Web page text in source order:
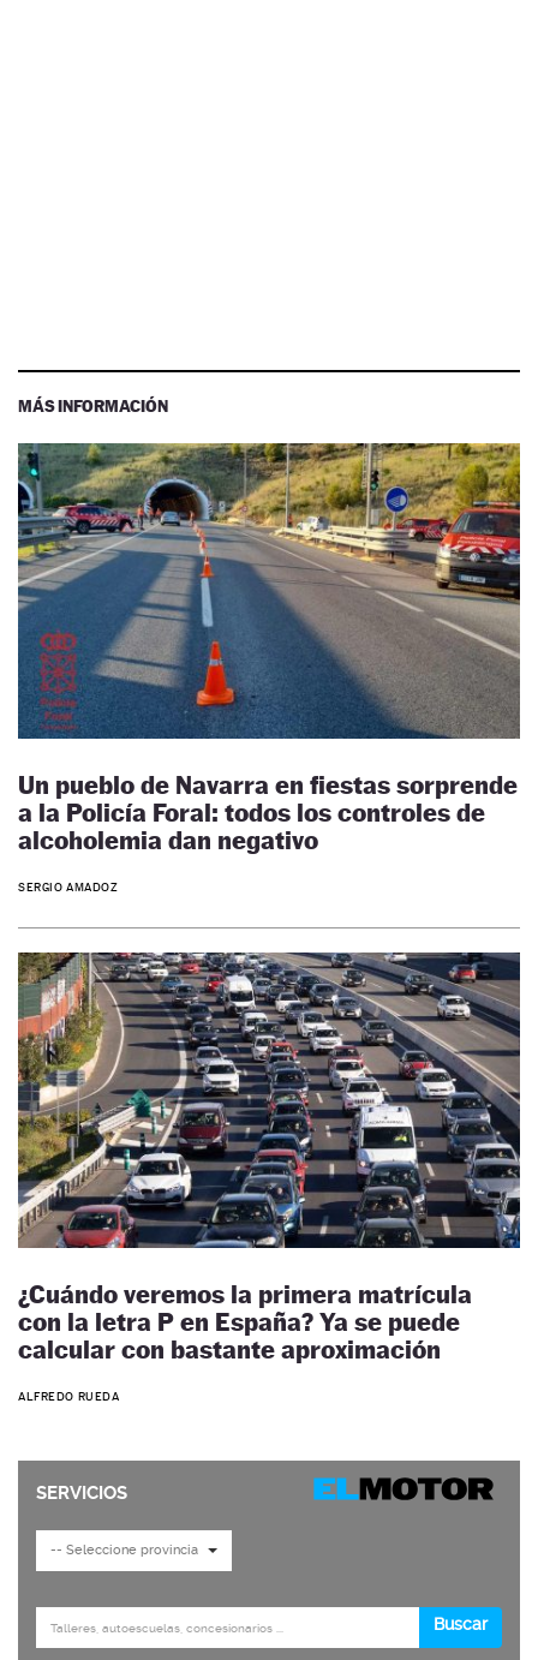
MÁS INFORMACIÓN
Un pueblo de Navarra en fiestas sorprende
a la Policía Foral: todos los controles de
alcoholemia dan negativo
SERGIO AMADOZ
¿Cuándo veremos la primera matrícula
con la letra P en España? Ya se puede
calcular con bastante aproximación
ALFREDO RUEDA